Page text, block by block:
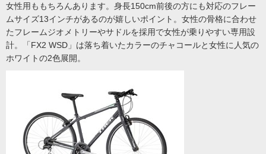
女性用ももちろんあります。身長150cm前後の方にも対応のフレー
ムサイズ13インチがあるのが嬉しいポイント。女性の骨格に合わせ
たフレームジオメトリーやサドルを採用で女性が乗りやすい専用設
計。「FX2 WSD」は落ち着いたカラーのチャコールと女性に人気の
ホワイトの2色展開。